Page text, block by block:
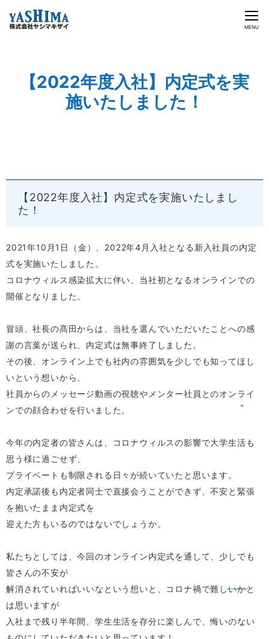
CLOSE
MENU
【2022年度入社】内定式を実
施いたしました！
【2022年度入社】内定式を実施いたしまし
た！
2021年10月1日（金）、2022年4月入社となる新入社員の内定
式を実施いたしました。
コロナウィルス感染拡大に伴い、当社初となるオンラインでの
開催となりました。
冒頭、社長の髙田からは、当社を選んでいただいたことへの感
謝の言葉が送られ、内定式は無事終了しました。
その後、オンライン上でも社内の雰囲気を少しでも知ってほし
いという想いから、
社員からのメッセージ動画の視聴やメンター社員とのオンライ
ンでの顔合わせを行いました。
今年の内定者の皆さんは、コロナウィルスの影響で大学生活も
思う様に過ごせず、
プライベートも制限される日々が続いていたと思います。
内定承諾後も内定者同士で直接会うことができず、不安と緊張
を抱いたまま内定式を
迎えた方もいるのではないでしょうか。
私たちとしては、今回のオンライン内定式を通して、少しでも
皆さんの不安が
解消されていればいいなという想いと、コロナ禍で難しいかと
は思いますが
入社まで残り半年間、学生生活を存分に楽しんで、悔いのない
ビジネス&ソリューション
採用情報